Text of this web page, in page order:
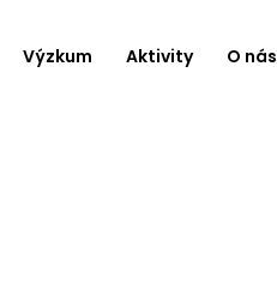
Výzkum Aktivity O nás